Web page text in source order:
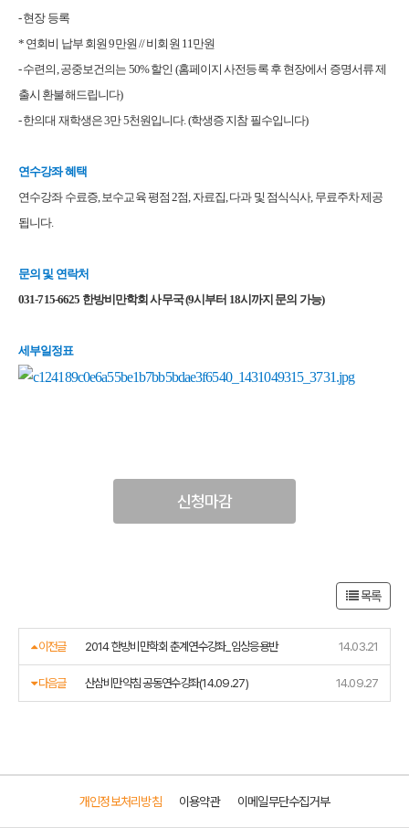
- 현장 등록
* 연회비 납부 회원 9만원 // 비회원 11만원
- 수련의, 공중보건의는 50% 할인 (홈페이지 사전등록 후 현장에서 증명서류 제
출시 환불해드립니다)
- 한의대 재학생은 3만 5천원입니다. (학생증 지참 필수입니다)
연수강좌 혜택
연수강좌 수료증, 보수교육 평점 2점, 자료집, 다과 및 점식식사, 무료주차 제공
됩니다.
문의 및 연락처
031-715-6625 한방비만학회 사무국 (9시부터 18시까지 문의 가능)
세부일정표
신청마감
목록
이전글 2014 한방비만학회 춘계연수강좌_임상응용반 14.03.21
다음글 산삼비만약침 공동연수강좌(14.09.27) 14.09.27
개인정보처리방침 이용약관 이메일무단수집거부